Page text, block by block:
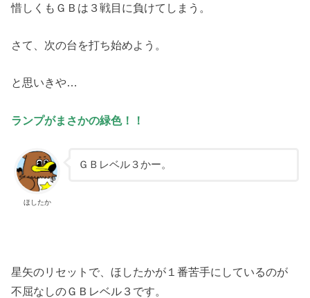
惜しくもＧＢは３戦目に負けてしまう。
さて、次の台を打ち始めよう。
と思いきや…
ランプがまさかの緑色！！
ほしたか
ＧＢレベル３かー。
星矢のリセットで、ほしたかが１番苦手にしているのが
不屈なしのＧＢレベル３です。